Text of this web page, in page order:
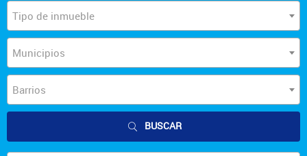
Tipo de inmueble
Municipios
Barrios
BUSCAR